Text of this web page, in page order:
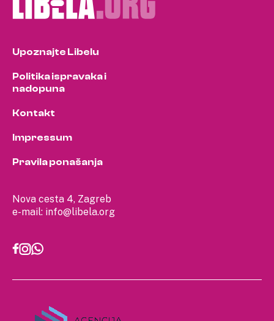
Nova cesta 4, Zagreb
e-mail: info@libela.org
Upoznajte Libelu
Politika ispravaka i
nadopuna
Kontakt
Impressum
Pravila ponašanja